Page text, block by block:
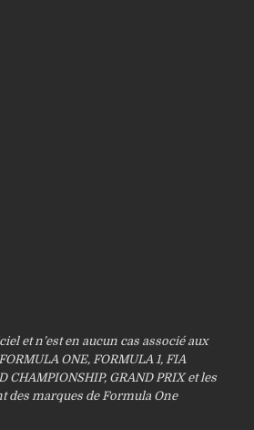
et n’est en aucun cas associé aux
ONE, FORMULA 1, FIA
CHAMPIONSHIP, GRAND PRIX et les
des marques de Formula One